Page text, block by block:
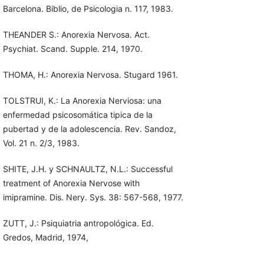
Barcelona. Biblio, de Psicologia n. 117, 1983.
THEANDER S.: Anorexia Nervosa. Act.
Psychiat. Scand. Supple. 214, 1970.
THOMA, H.: Anorexia Nervosa. Stugard 1961.
TOLSTRUI, K.: La Anorexia Nerviosa: una
enfermedad psicosomática tipica de la
pubertad y de la adolescencia. Rev. Sandoz,
Vol. 21 n. 2/3, 1983.
SHITE, J.H. y SCHNAULTZ, N.L.: Successful
treatment of Anorexia Nervose with
imipramine. Dis. Nery. Sys. 38: 567-568, 1977.
ZUTT, J.: Psiquiatria antropológica. Ed.
Gredos, Madrid, 1974,